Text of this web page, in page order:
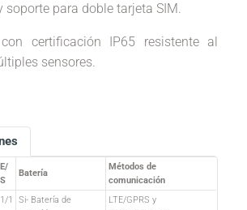
soporte para doble tarjeta SIM.
certificación IP65 resistente al
sensores.
E/
S
Batería
Métodos de
comunicación
1/1
Si- Batería de
LTE/GPRS y